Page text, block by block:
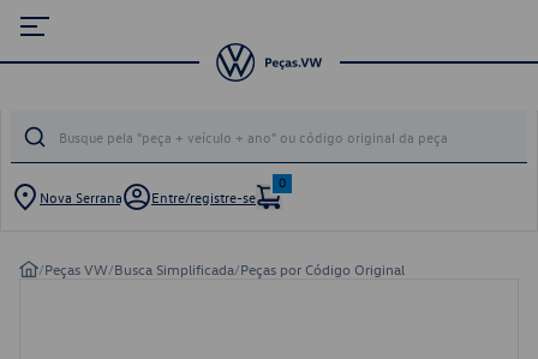
Nova Serrana Entre/registre-se
0
/Peças VW/Busca Simplificada/Peças por Código Original